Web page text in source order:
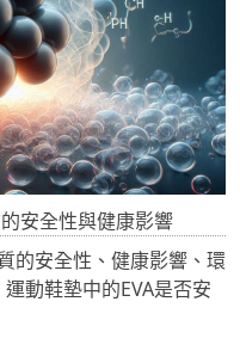
安全性與健康影響
的安全性、健康影響、環
動鞋墊中的EVA是否安